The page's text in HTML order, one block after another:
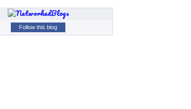
Follow this blog